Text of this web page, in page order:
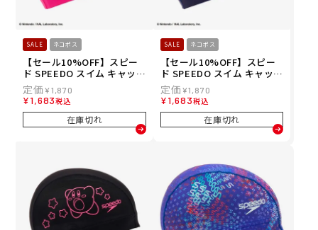
SALE ネコポス
【セール10%OFF】スピー
ド SPEEDO スイム キャップ
カービィ メッシュキャップ
SE12601-PP メンズ レディ
ース ユニセックス
¥1,870
¥1,683税込
在庫切れ
SALE ネコポス
【セール10%OFF】スピー
ド SPEEDO スイム キャップ
カービィ メッシュキャップ
SE12601-NB メンズ レディ
ース ユニセックス
¥1,870
¥1,683税込
在庫切れ